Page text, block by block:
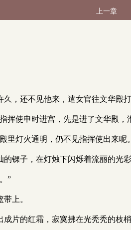
上一章
，还不见他来，遣女官往文华殿
挥使申时进宫，先是进了文华殿，
里灯火通明，仍不见指挥使出来呢
锞子，在灯烛下闪烁着流丽的光
”
上。
片的红霜，寂寞拂在光秃秃的枝